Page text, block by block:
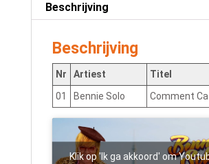
Beschrijving
Beschrijving
Nr Artiest
Titel
01
Bennie Solo Comment
Klik op 'Ik ga akkoord' om